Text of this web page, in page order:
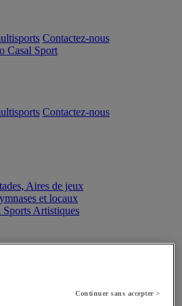
Contactez-nous
Contactez-nous
Aires de jeux
et locaux
Artistiques
Continuer sans accepter >